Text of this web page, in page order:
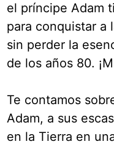
el príncipe Adam
para conquistar a
sin perder la
de los años 80.
Te contamos
Adam, a sus
en la Tierra en